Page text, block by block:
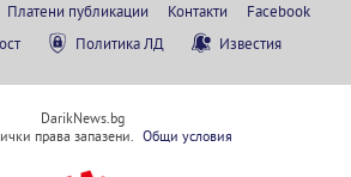
Платени публикации Контакти
Facebook
Политика ЛД Известия
DarikNews.bg
права запазени. Общи условия